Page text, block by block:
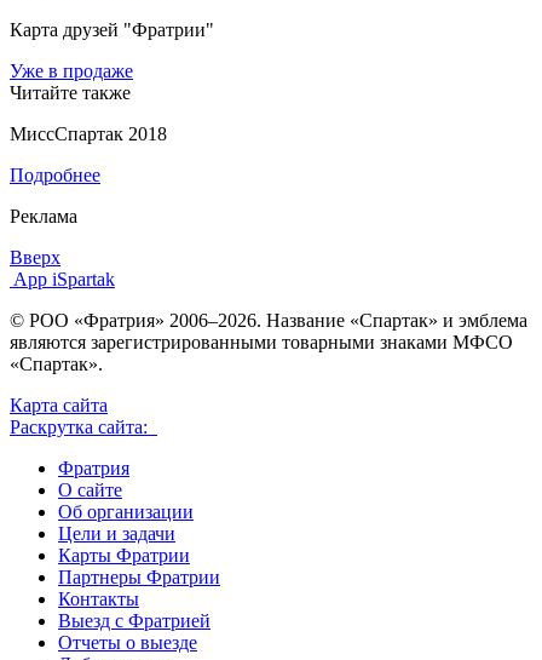
Карта друзей "Фратрии"
Уже в продаже
Читайте также
МиссСпартак 2018
Подробнее
Реклама
Вверх
App iSpartak
© РОО «Фратрия» 2006–2026. Название «Спартак» и эмблема
являются зарегистрированными товарными знаками МФСО
«Спартак».
Карта сайта
Раскрутка сайта:
Фратрия
О сайте
Об организации
Цели и задачи
Карты Фратрии
Партнеры Фратрии
Контакты
Выезд с Фратрией
Отчеты о выезде